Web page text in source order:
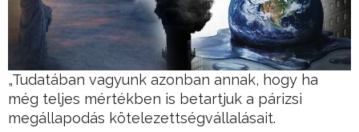
„Tudatában vagyunk azonban annak, hogy ha
még teljes mértékben is betartjuk a párizsi
megállapodás kötelezettségvállalásait.